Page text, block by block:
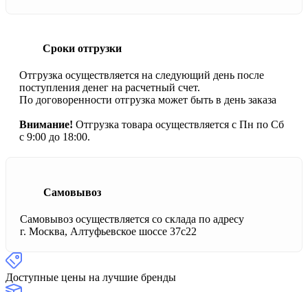
Сроки отгрузки
Отгрузка осуществляется на следующий день после
поступления денег на расчетный счет.
По договоренности отгрузка может быть в день заказа
Внимание! Отгрузка товара осуществляется с Пн по Сб
с 9:00 до 18:00.
Самовывоз
Самовывоз осуществляется со склада по адресу
г. Москва, Алтуфьевское шоссе 37с22
Доступные цены на лучшие бренды